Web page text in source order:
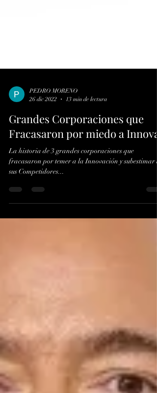
PEDRO MORENO
26 dic 2022
13 min de lectura
Grandes Corporaciones que
Fracasaron por miedo a Innovar
La historia de 3 grandes corporaciones que
sus Competidores...